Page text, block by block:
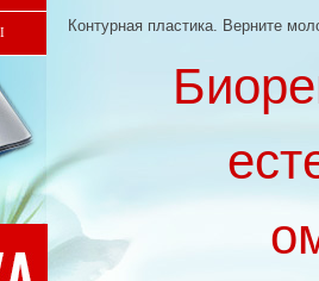
Контурная пластика. Верните